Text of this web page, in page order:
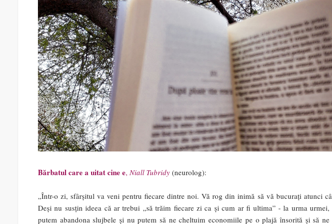
Bărbatul care a uitat cine e, Niall Tubridy (neurolog):
„Într-o zi, sfârșitul va veni pentru fiecare dintre noi. Vă rog din inimă să vă bucurați atunci
Deși nu susțin ideea că ar trebui „să trăim fiecare zi ca și cum ar fi ultima” - la urma
putem abandona slujbele și nu putem să ne cheltuim economiile pe o plajă însorită și să